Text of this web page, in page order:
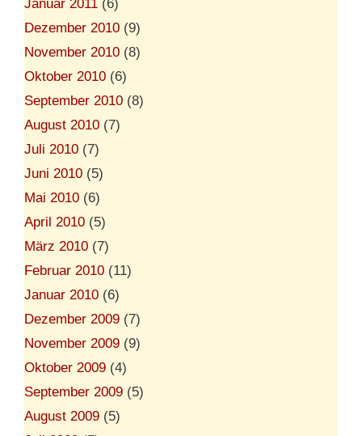
Januar 2011 (6)
Dezember 2010 (9)
November 2010 (8)
Oktober 2010 (6)
September 2010 (8)
August 2010 (7)
Juli 2010 (7)
Juni 2010 (5)
Mai 2010 (6)
April 2010 (5)
März 2010 (7)
Februar 2010 (11)
Januar 2010 (6)
Dezember 2009 (7)
November 2009 (9)
Oktober 2009 (4)
September 2009 (5)
August 2009 (5)